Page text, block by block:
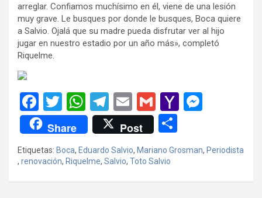
arreglar. Confiamos muchísimo en él, viene de una lesión
muy grave. Le busques por donde le busques, Boca quiere
a Salvio. Ojalá que su madre pueda disfrutar ver al hijo
jugar en nuestro estadio por un año más», completó
Riquelme.
F
a
ce
b
o
T
wi
tt
er
W
h
at
s
A
T
el
e
gr
a
E
m
ail
G
m
ail
Y
o
o
n
g
Share Post
m
p
Etiquetas: Boca, Eduardo Salvio, Mariano Grosman, Periodista
, renovación, Riquelme, Salvio, Toto Salvio